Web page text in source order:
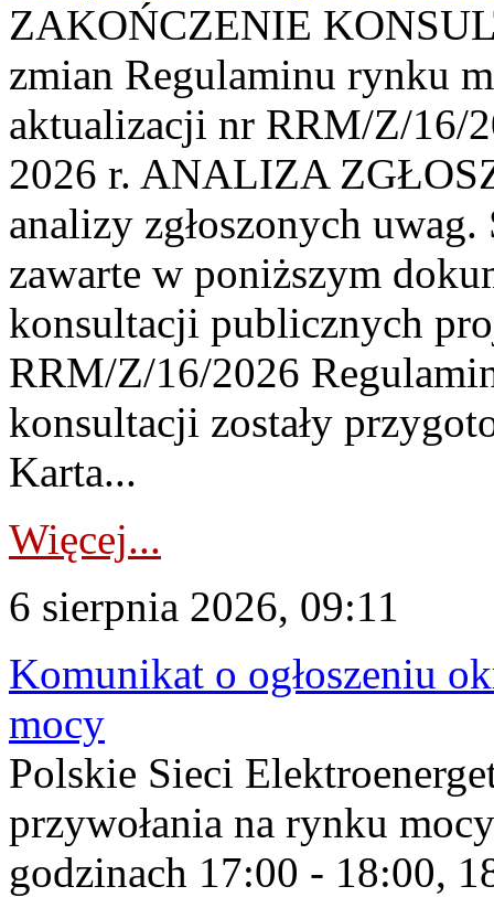
ZAKOŃCZENIE
zmian Regulaminu rynku
aktualizacji nr RRM/Z/16/
2026 r. ANALIZA
analizy zgłoszonych
zawarte w poniższym
konsultacji publicznych
RRM/Z/16/2026
konsultacji zostały
Karta...
Więcej...
6 sierpnia 2026, 09:11
Komunikat o ogłoszeniu
mocy
Polskie Sieci
przywołania na rynku
godzinach 17:00 - 18:00,